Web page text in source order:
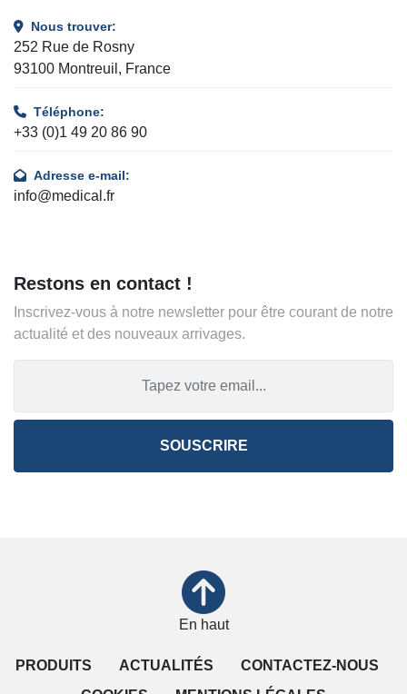
Nous trouver:
252 Rue de Rosny
93100 Montreuil, France
Téléphone:
+33 (0)1 49 20 86 90
Adresse e-mail:
info@medical.fr
Restons en contact !
Inscrivez-vous à notre newsletter pour être courant de notre
actualité et des nouveaux arrivages.
SOUSCRIRE
PRODUITS ACTUALITÉS
CONTACTEZ-NOUS
En haut